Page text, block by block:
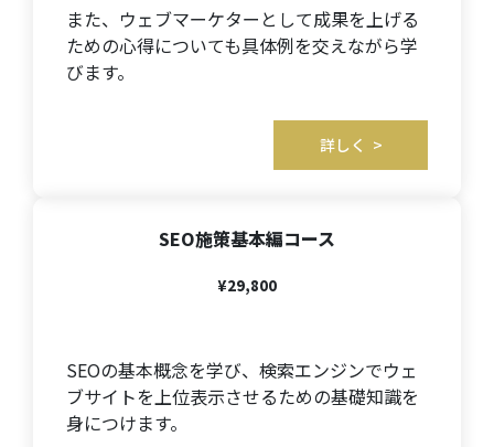
また、ウェブマーケターとして成果を上げる
ための心得についても具体例を交えながら学
びます。
詳しく >
SEO施策基本編コース
¥29,800
SEOの基本概念を学び、検索エンジンでウェ
ブサイトを上位表示させるための基礎知識を
身につけます。